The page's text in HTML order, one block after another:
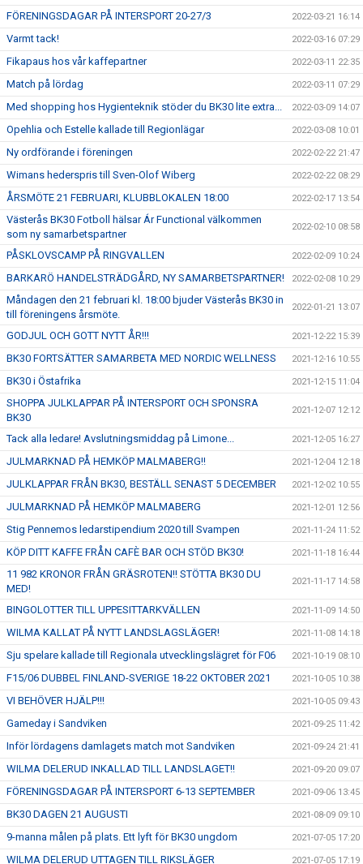
FÖRENINGSDAGAR PÅ INTERSPORT 20-27/3 2022-03-21 16:14
Varmt tack! 2022-03-16 07:29
Fikapaus hos vår kaffepartner 2022-03-11 22:35
Match på lördag 2022-03-11 07:29
Med shopping hos Hygienteknik stöder du BK30 lite extra... 2022-03-09 14:07
Opehlia och Estelle kallade till Regionlägar 2022-03-08 10:01
Ny ordförande i föreningen 2022-02-22 21:47
Wimans hederspris till Sven-Olof Wiberg 2022-02-22 08:29
ÅRSMÖTE 21 FEBRUARI, KLUBBLOKALEN 18:00 2022-02-17 13:54
Västerås BK30 Fotboll hälsar Ár Functional välkommen
som ny samarbetspartner
2022-02-10 08:58
PÅSKLOVSCAMP PÅ RINGVALLEN 2022-02-09 10:24
BARKARÖ HANDELSTRÄDGÅRD, NY SAMARBETSPARTNER! 2022-02-08 10:29
Måndagen den 21 februari kl. 18:00 bjuder Västerås BK30 in
till föreningens årsmöte.
2022-01-21 13:07
GODJUL OCH GOTT NYTT ÅR!!! 2021-12-22 15:39
BK30 FORTSÄTTER SAMARBETA MED NORDIC WELLNESS 2021-12-16 10:55
BK30 i Östafrika 2021-12-15 11:04
SHOPPA JULKLAPPAR PÅ INTERSPORT OCH SPONSRA
BK30
2021-12-07 12:12
Tack alla ledare! Avslutningsmiddag på Limone... 2021-12-05 16:27
JULMARKNAD PÅ HEMKÖP MALMABERG!! 2021-12-04 12:18
JULKLAPPAR FRÅN BK30, BESTÄLL SENAST 5 DECEMBER 2021-12-02 10:55
JULMARKNAD PÅ HEMKÖP MALMABERG 2021-12-01 12:56
Stig Pennemos ledarstipendium 2020 till Svampen 2021-11-24 11:52
KÖP DITT KAFFE FRÅN CAFÈ BAR OCH STÖD BK30! 2021-11-18 16:44
11 982 KRONOR FRÅN GRÄSROTEN!! STÖTTA BK30 DU
MED!
2021-11-17 14:58
BINGOLOTTER TILL UPPESITTARKVÄLLEN 2021-11-09 14:50
WILMA KALLAT PÅ NYTT LANDSLAGSLÄGER! 2021-11-08 14:18
Sju spelare kallade till Regionala utvecklingslägret för F06 2021-10-19 08:10
F15/06 DUBBEL FINLAND-SVERIGE 18-22 OKTOBER 2021 2021-10-05 10:38
VI BEHÖVER HJÄLP!!! 2021-10-05 09:43
Gameday i Sandviken 2021-09-25 11:42
Inför lördagens damlagets match mot Sandviken 2021-09-24 21:41
WILMA DELERUD INKALLAD TILL LANDSLAGET!! 2021-09-20 09:07
FÖRENINGSDAGAR PÅ INTERSPORT 6-13 SEPTEMBER 2021-09-06 13:45
BK30 DAGEN 21 AUGUSTI 2021-08-09 09:10
9-manna målen på plats. Ett lyft för BK30 ungdom 2021-07-05 17:20
WILMA DELERUD UTTAGEN TILL RIKSLÄGER 2021-07-05 17:19